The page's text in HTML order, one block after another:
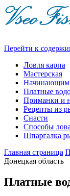
Перейти к
Ловля карпа
Мастерская
Начинающим
Платные
Приманки и
Рецепты из
Снасти
Способы лова
Шпаргалка
Главная страница
Донецкая область
Платные